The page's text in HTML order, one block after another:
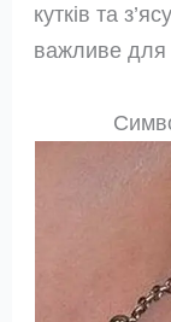
кутків та
важливе для